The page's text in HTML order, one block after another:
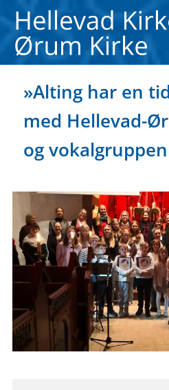
»Alting har en
med Hellevad-
og